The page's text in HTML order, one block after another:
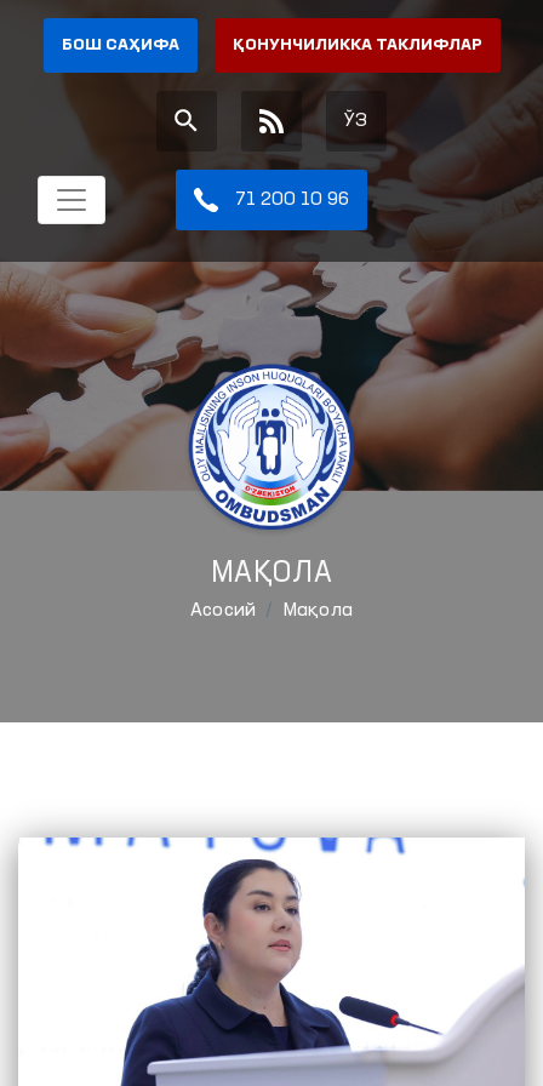
БОШ САҲИФА ҚОНУНЧИЛИККА ТАКЛИФЛАР
ЎЗ
71 200 10 96
МАҚОЛА
Aсосий Мақола